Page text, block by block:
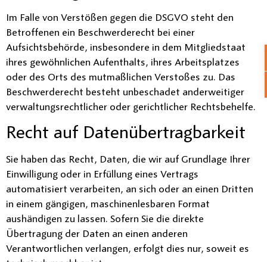
Im Falle von Verstößen gegen die DSGVO steht den
Betroffenen ein Beschwerderecht bei einer
Aufsichtsbehörde, insbesondere in dem Mitgliedstaat
ihres gewöhnlichen Aufenthalts, ihres Arbeitsplatzes
oder des Orts des mutmaßlichen Verstoßes zu. Das
Beschwerderecht besteht unbeschadet anderweitiger
verwaltungsrechtlicher oder gerichtlicher Rechtsbehelfe.
Recht auf Daten­übertrag­barkeit
Sie haben das Recht, Daten, die wir auf Grundlage Ihrer
Einwilligung oder in Erfüllung eines Vertrags
automatisiert verarbeiten, an sich oder an einen Dritten
in einem gängigen, maschinenlesbaren Format
aushändigen zu lassen. Sofern Sie die direkte
Übertragung der Daten an einen anderen
Verantwortlichen verlangen, erfolgt dies nur, soweit es